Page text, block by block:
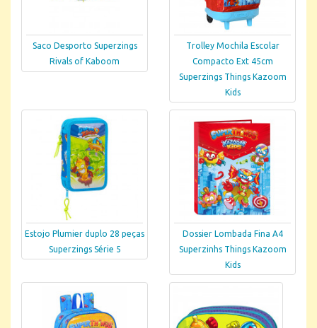
Saco Desporto Superzings
Rivals of Kaboom
Trolley Mochila Escolar
Compacto Ext 45cm
Superzings Things Kazoom
Kids
Estojo Plumier duplo 28 peças
Superzings Série 5
Dossier Lombada Fina A4
Superzinhs Things Kazoom
Kids